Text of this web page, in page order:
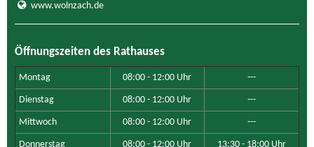
www.wolnzach.de
Öffnungszeiten des Rathauses
Montag 08:00 - 12:00 Uhr ---
Dienstag 08:00 - 12:00 Uhr ---
Mittwoch 08:00 - 12:00 Uhr ---
Donnerstag 08:00 - 12:00 Uhr 13:30 - 18:00 Uhr